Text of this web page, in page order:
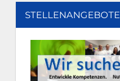
STELLENANGEBOTE